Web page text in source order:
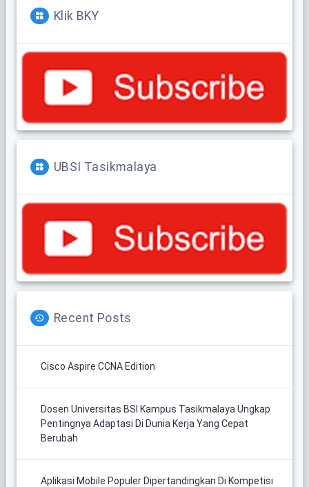
Klik BKY
UBSI Tasikmalaya
Recent Posts
Cisco Aspire CCNA Edition
Dosen Universitas BSI Kampus Tasikmalaya Ungkap
Pentingnya Adaptasi Di Dunia Kerja Yang Cepat
Berubah
Aplikasi Mobile Populer Dipertandingkan Di Kompetisi